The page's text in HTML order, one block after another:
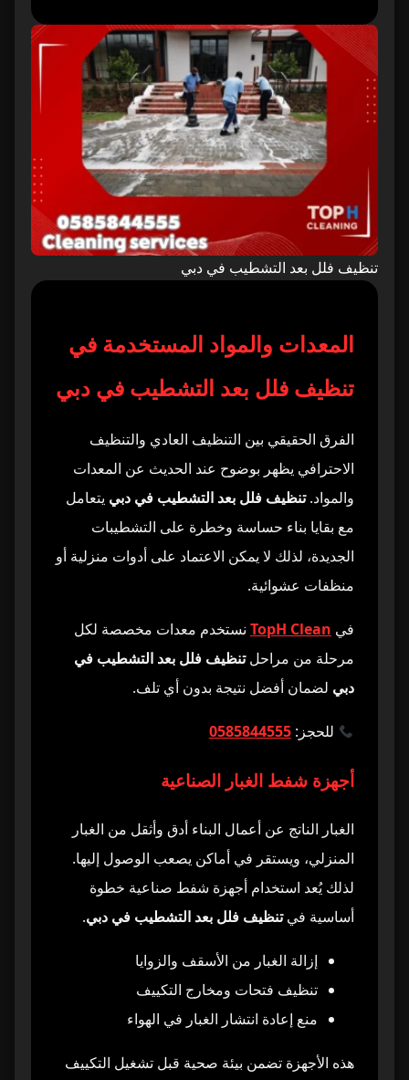
تنظيف فلل بعد التشطيب في دبي
المعدات والمواد المستخدمة في
تنظيف فلل بعد التشطيب في دبي
الفرق الحقيقي بين التنظيف العادي والتنظيف
الاحترافي يظهر بوضوح عند الحديث عن المعدات
والمواد.تنظيف فلل بعد التشطيب في دبي يتعامل
مع بقايا بناء حساسة وخطرة على التشطيبات
الجديدة، لذلك لا يمكن الاعتماد على أدوات منزلية أو
منظفات عشوائية.
في TopH Clean نستخدم معدات مخصصة لكل
مرحلة من مراحلتنظيف فلل بعد التشطيب في
دبي لضمان أفضل نتيجة بدون أي تلف.
للحجز:0585844555
أجهزة شفط الغبار الصناعية
الغبار الناتج عن أعمال البناء أدق وأثقل من الغبار
المنزلي، ويستقر في أماكن يصعب الوصول إليها.
لذلك يُعد استخدام أجهزة شفط صناعية خطوة
أساسية فيتنظيف فلل بعد التشطيب في دبي.
إزالة الغبار من الأسقف والزوايا
تنظيف فتحات ومخارج التكييف
منع إعادة انتشار الغبار في الهواء
هذه الأجهزة تضمن بيئة صحية قبل تشغيل التكييف